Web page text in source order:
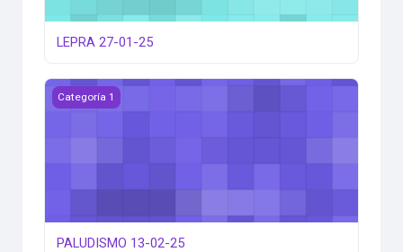
LEPRA 27-01-25
PALUDISMO 13-02-25
Categoría 1
PALUDISMO 13-02-25